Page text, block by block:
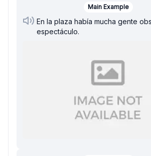
Main Example
En la plaza había mucha gente
espectáculo.